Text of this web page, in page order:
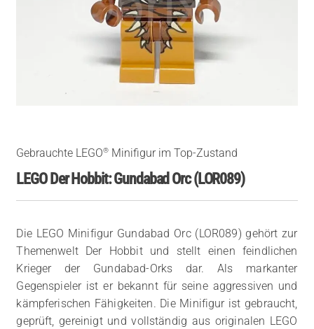
Gebrauchte LEGO® Minifigur im Top-Zustand
LEGO Der Hobbit: Gundabad Orc (LOR089)
Die LEGO Minifigur Gundabad Orc (LOR089) gehört zur
Themenwelt Der Hobbit und stellt einen feindlichen
Krieger der Gundabad-Orks dar. Als markanter
Gegenspieler ist er bekannt für seine aggressiven und
kämpferischen Fähigkeiten. Die Minifigur ist gebraucht,
geprüft, gereinigt und vollständig aus originalen LEGO